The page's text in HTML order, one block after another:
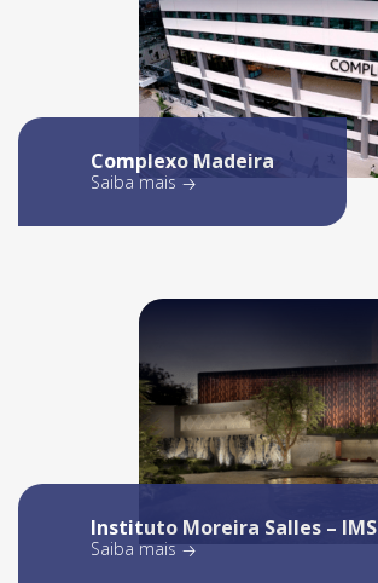
Complexo Madeira
Saiba mais
Instituto Moreira Salles – IMS
Saiba mais